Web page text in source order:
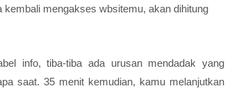
mengakses wbsitemu, akan dihitung
info, tiba-tiba ada urusan mendadak yang
saat. 35 menit kemudian, kamu melanjutkan